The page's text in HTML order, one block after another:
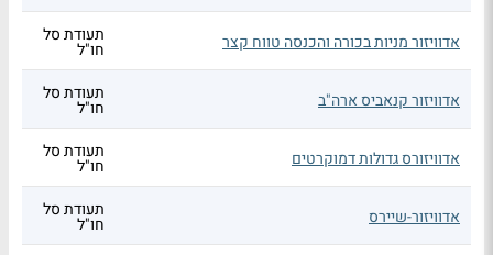
אדוויזור מניות בכורה והכנסה טווח קצר תעודת סל
חו"ל
אדוויזור קנאביס ארה"ב תעודת סל
חו"ל
אדוויזורס גדולות דמוקרטים תעודת סל
חו"ל
אדוויזור-שיירס תעודת סל
חו"ל